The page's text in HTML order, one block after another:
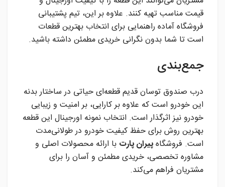
قیمت مناسب تهیه کنند. علاوه بر این، تیم پشتیبانی
فروشگاه آماده راهنمایی برای انتخاب بهترین قطعات
است تا شما بدون نگرانی خریدی مطمئن داشته باشید.
جمع‌بندی
درب صندوق توسان قدیم قطعه‌ای حیاتی در ساختار بدنه
این خودرو است که علاوه بر کارایی، بر امنیت و زیبایی
خودرو نیز اثرگذار است. انتخاب نمونه اورجینال این قطعه
بهترین روش برای حفظ کیفیت خودرو در طولانی‌مدت
است. فروشگاهپیران پارت با ارائه محصولات اصلی و
مشاوره تخصصی، خریدی مطمئن و آسان را برای
مشتریان فراهم می‌کند.